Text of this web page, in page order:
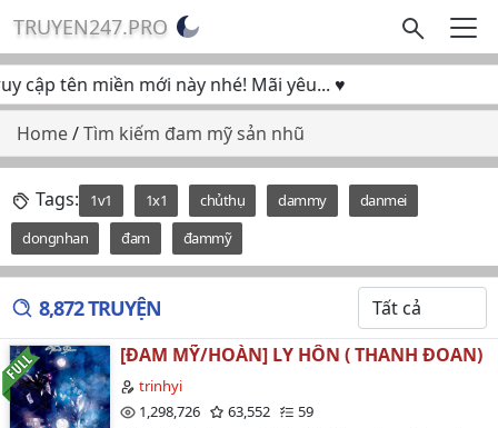
TRUYEN247.PRO
tên miền mới này nhé! Mãi yêu... ♥
Home/Tìm kiếm đam mỹ sản nhũ
Tags: 1v1 1x1 chủthụ dammy
danmei
dongnhan
đam đammỹ
8,872 TRUYỆN
[ĐAM MỸ/HOÀN] LY HÔN ( THANH ĐOAN)
trinhyi
1,298,726
63,552
59